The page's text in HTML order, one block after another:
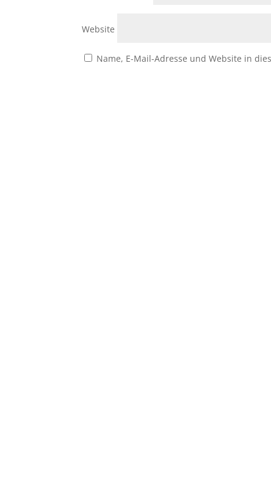
Website
Name, E-Mail-Adresse und Website in